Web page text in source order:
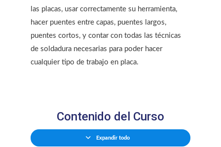
las placas, usar correctamente su herramienta,
hacer puentes entre capas, puentes largos,
puentes cortos, y contar con todas las técnicas
de soldadura necesarias para poder hacer
cualquier tipo de trabajo en placa.
Contenido del Curso
Expandir todo